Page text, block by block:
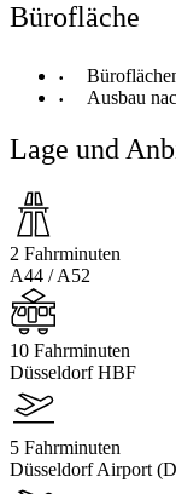
Bürofläche
Ausbau
Lage und
2 Fahrminuten
A44 / A52
10 Fahrminuten
Düsseldorf HBF
5 Fahrminuten
Düsseldorf Airport